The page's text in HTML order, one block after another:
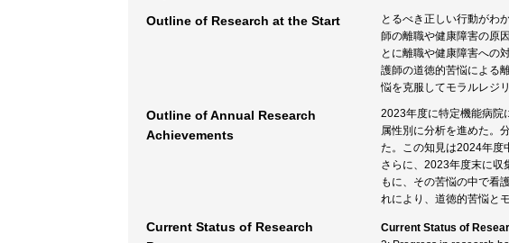
Outline of Research at the Start
とるべき正しい行動がわ
師の離職や健康障害の原
とに離職や健康障害への
護師の道徳的苦悩による
悩を克服してモラルレジ
Outline of Annual Research
Achievements
2023年度に特定機能病院
属性別に分析を進めた。
た。この知見は2024年度
さらに、2023年度末に収
もに、その苦悩の中で看
れにより、道徳的苦悩と
Current Status of Research
Current Status of